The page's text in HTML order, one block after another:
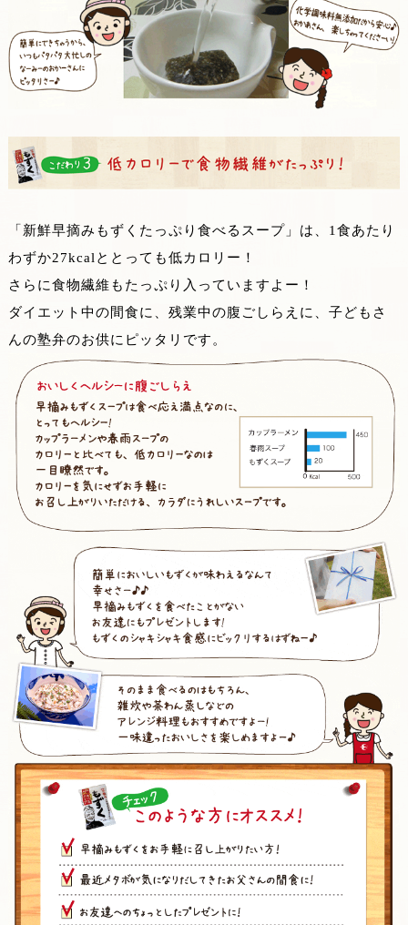
「新鮮早摘みもずくたっぷり食べるスープ」は、1食あたり
わずか27kcalととっても低カロリー！
さらに食物繊維もたっぷり入っていますよー！
ダイエット中の間食に、残業中の腹ごしらえに、子どもさ
んの塾弁のお供にピッタリです。